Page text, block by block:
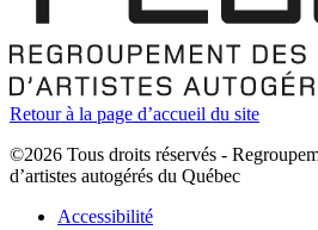
Retour à la page d’accueil du site
©2026 Tous droits réservés -
d’artistes autogérés du Québec
Accessibilité